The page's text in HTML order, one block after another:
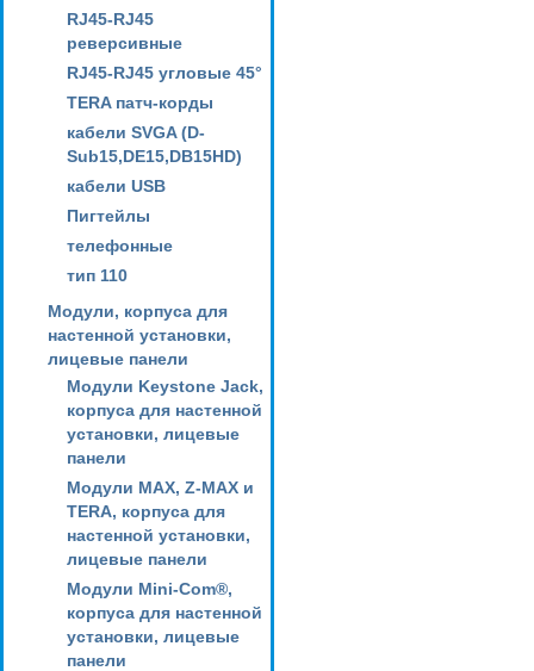
RJ45-RJ45
реверсивные
RJ45-RJ45 угловые 45°
TERA патч-корды
кабели SVGA (D-
Sub15,DE15,DB15HD)
кабели USB
Пигтейлы
телефонные
тип 110
Модули, корпуса для
настенной установки,
лицевые панели
Модули Keystone Jack,
корпуса для настенной
установки, лицевые
панели
Модули MAX, Z-MAX и
TERA, корпуса для
настенной установки,
лицевые панели
Модули Mini-Com®,
корпуса для настенной
установки, лицевые
панели